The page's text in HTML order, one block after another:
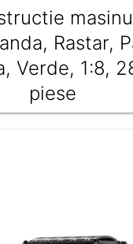
Rastar,
Verde, 1:8,
piese